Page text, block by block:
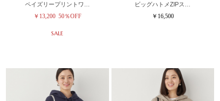
ペイズリープリントワ…
￥13,200 50％OFF
SALE
ビッグハトメZIPス…
￥16,500